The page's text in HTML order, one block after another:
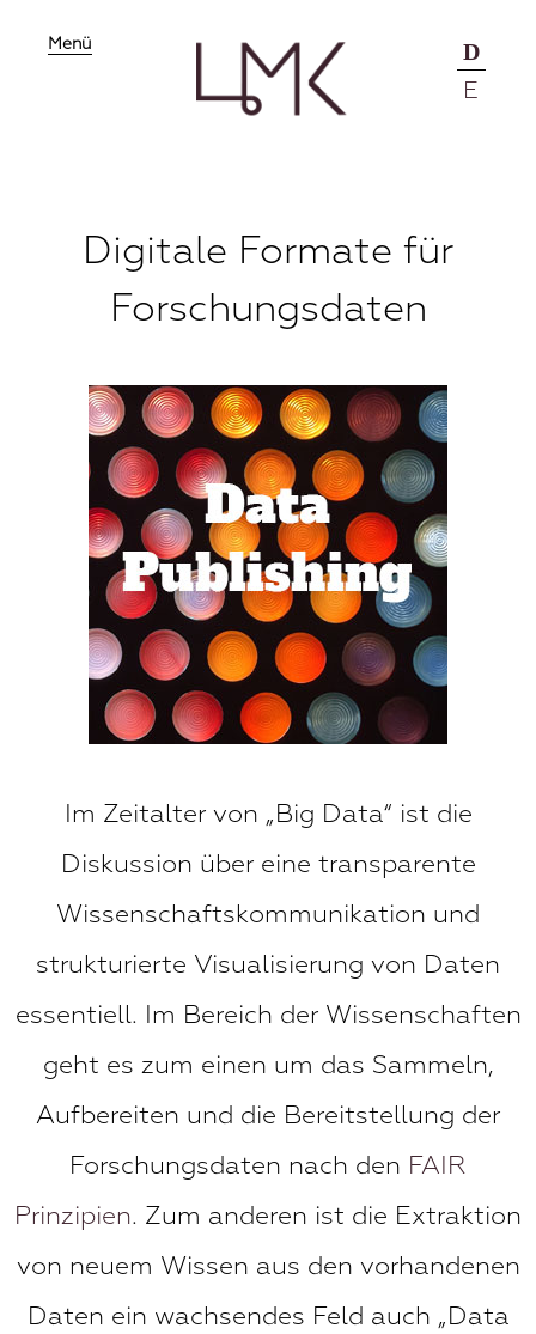
Menü D
E
Digitale Formate für
Forschungsdaten
Im Zeitalter von „Big Data“ ist die
Diskussion über eine transparente
Wissenschaftskommunikation und
strukturierte Visualisierung von Daten
essentiell. Im Bereich der Wissenschaften
geht es zum einen um das Sammeln,
Aufbereiten und die Bereitstellung der
Forschungsdaten nach den FAIR
Prinzipien. Zum anderen ist die Extraktion
von neuem Wissen aus den vorhandenen
Daten ein wachsendes Feld auch „Data